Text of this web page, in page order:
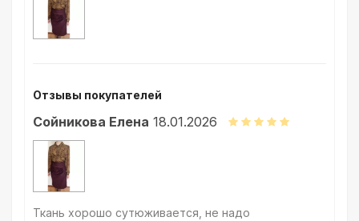
ткани. Также если Вы занимаетесь индивидуальным пошивом
(ателье), то данная услуга поможет Вам улучшить работу с
клиентами.
Отзывы покупателей
Сойникова Елена 18.01.2026
Ткань хорошо сутюживается, не надо